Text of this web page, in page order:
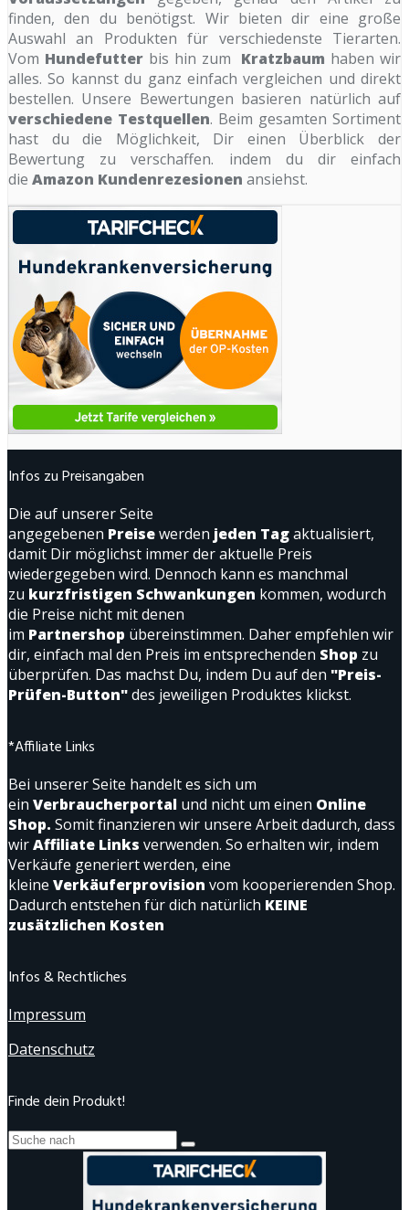
finden, den du benötigst. Wir bieten dir eine große
Auswahl an Produkten für verschiedenste Tierarten.
Vom Hundefutter bis hin zum Kratzbaum haben wir
alles. So kannst du ganz einfach vergleichen und direkt
bestellen. Unsere Bewertungen basieren natürlich auf
verschiedene Testquellen. Beim gesamten Sortiment
hast du die Möglichkeit, Dir einen Überblick der
Bewertung zu verschaffen. indem du dir einfach
die Amazon Kundenrezesionen ansiehst.
Infos zu Preisangaben
Die auf unserer Seite
angegebenen Preisewerden jeden Tagaktualisiert,
damit Dir möglichst immer der aktuelle Preis
wiedergegeben wird. Dennoch kann es manchmal
zu kurzfristigen Schwankungen kommen, wodurch
die Preise nicht mit denen
im Partnershop übereinstimmen. Daher empfehlen wir
dir, einfach mal den Preis im entsprechenden Shop zu
überprüfen. Das machst Du, indem Du auf den "Preis-
Prüfen-Button"des jeweiligen Produktes klickst.
*Affiliate Links
Bei unserer Seite handelt es sich um
ein Verbraucherportal und nicht um einen Online
Shop. Somit finanzieren wir unsere Arbeit dadurch, dass
wirAffiliate Links verwenden. So erhalten wir, indem
Verkäufe generiert werden, eine
kleine Verkäuferprovision vom kooperierenden Shop.
Dadurch entstehen für dich natürlich KEINE
zusätzlichen Kosten
Infos & Rechtliches
Impressum
Datenschutz
Finde dein Produkt!